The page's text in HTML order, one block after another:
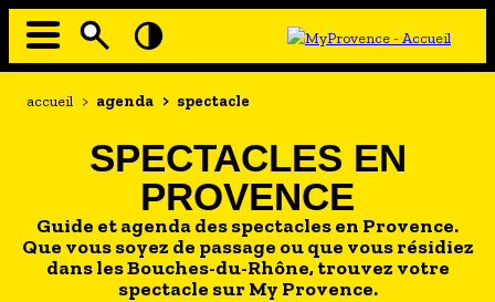
Aller
Navigation
EN MODE ECO
AU GRAND AIR
PASSEZ À TABLE
SOUS TOUTES LES COUTUMES
Fil
accueil > agenda > spectacle
SPECTACLES EN
PROVENCE
Guide et agenda des spectacles en Provence.
Que vous soyez de passage ou que vous résidiez
dans les Bouches-du-Rhône, trouvez votre
spectacle sur My Provence.